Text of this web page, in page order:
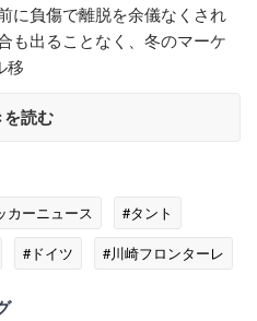
に負傷で離脱を余儀なくされ
も出ることなく、冬のマーケ
移
読む
カーニュース
#タント
#ドイツ
#川崎フロンターレ